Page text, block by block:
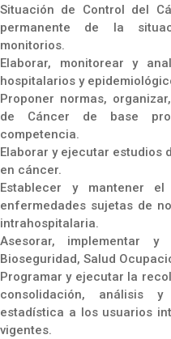
Situación de Control del
permanente de la
monitorios.
Elaborar, monitorear y
hospitalarios y
Proponer normas,
de Cáncer de base
competencia.
Elaborar y ejecutar estudios
en cáncer.
Establecer y mantener
enfermedades sujetas de
intrahospitalaria.
Asesorar, implementar
Bioseguridad, Salud
Programar y ejecutar la
consolidación, análisis
estadística a los usuarios
vigentes.